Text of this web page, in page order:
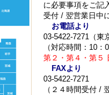
に必要事項をご記
受付 / 翌営業日中
お電話より
03-5422-7271（東
（対応時間：10：
第２・第４・第５
FAXより
03-5422-7271
（２４時間受付 /